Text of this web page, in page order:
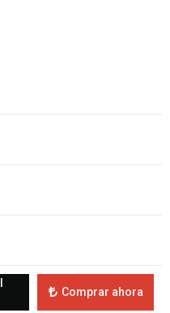
Comprar ahora